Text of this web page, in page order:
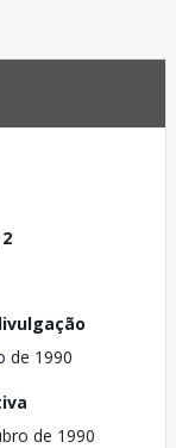
2
de 1990
de 1990